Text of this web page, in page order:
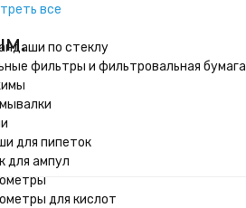
все
по стеклу
фильтры и фильтровальная бумага
для пипеток
для ампул
для кислот